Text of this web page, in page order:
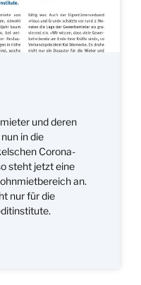
und deren
in die
Corona-
steht jetzt eine
an.
nur für die